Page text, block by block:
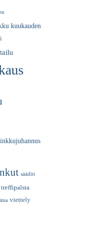
kuukauden
säädöt
treffipalsta
viettely